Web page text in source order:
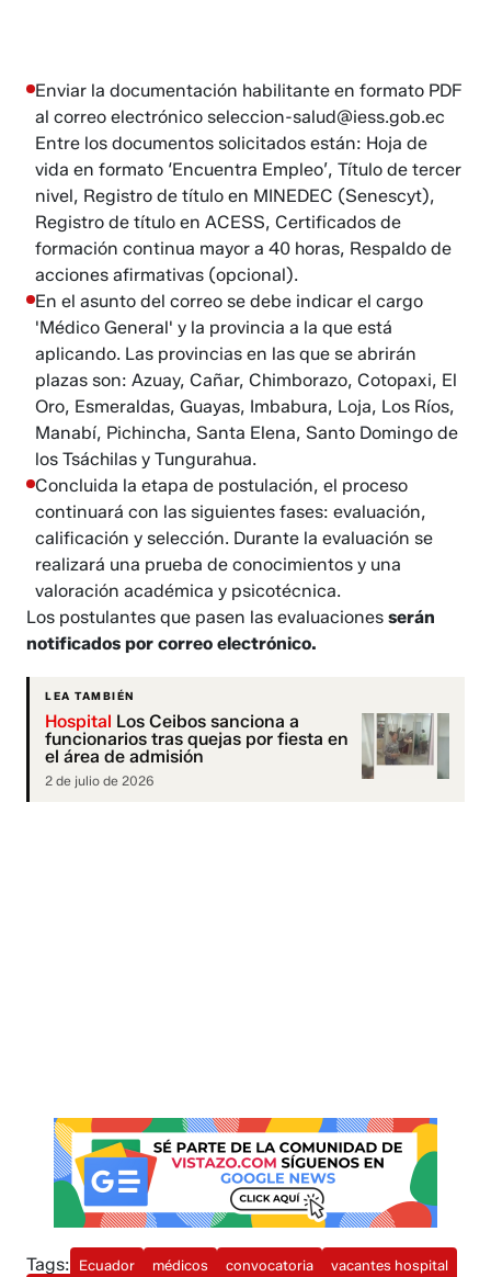
Enviar la documentación habilitante en formato PDF
al correo electrónico seleccion-salud@iess.gob.ec
Entre los documentos solicitados están: Hoja de
vida en formato ‘Encuentra Empleo’, Título de tercer
nivel, Registro de título en MINEDEC (Senescyt),
Registro de título en ACESS, Certificados de
formación continua mayor a 40 horas, Respaldo de
acciones afirmativas (opcional).
En el asunto del correo se debe indicar el cargo
'Médico General' y la provincia a la que está
aplicando. Las provincias en las que se abrirán
plazas son: Azuay, Cañar, Chimborazo, Cotopaxi, El
Oro, Esmeraldas, Guayas, Imbabura, Loja, Los Ríos,
Manabí, Pichincha, Santa Elena, Santo Domingo de
los Tsáchilas y Tungurahua.
Concluida la etapa de postulación, el proceso
continuará con las siguientes fases: evaluación,
calificación y selección. Durante la evaluación se
realizará una prueba de conocimientos y una
valoración académica y psicotécnica.
Los postulantes que pasen las evaluacionesserán
notificados por correo electrónico.
LEA TAMBIÉN
Hospital Los Ceibos sanciona a
funcionarios tras quejas por fiesta en
el área de admisión
2 de julio de 2026
Tags: Ecuador médicos convocatoria
vacantes hospital